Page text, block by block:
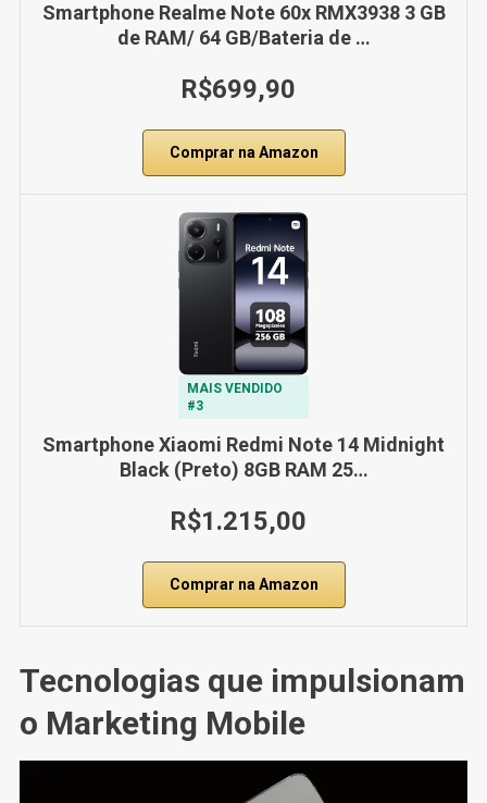
Smartphone Realme Note 60x RMX3938 3 GB
de RAM/ 64 GB/Bateria de …
R$699,90
Comprar na Amazon
MAIS VENDIDO
#3
Smartphone Xiaomi Redmi Note 14 Midnight
Black (Preto) 8GB RAM 25…
R$1.215,00
Comprar na Amazon
Tecnologias que impulsionam
o Marketing Mobile